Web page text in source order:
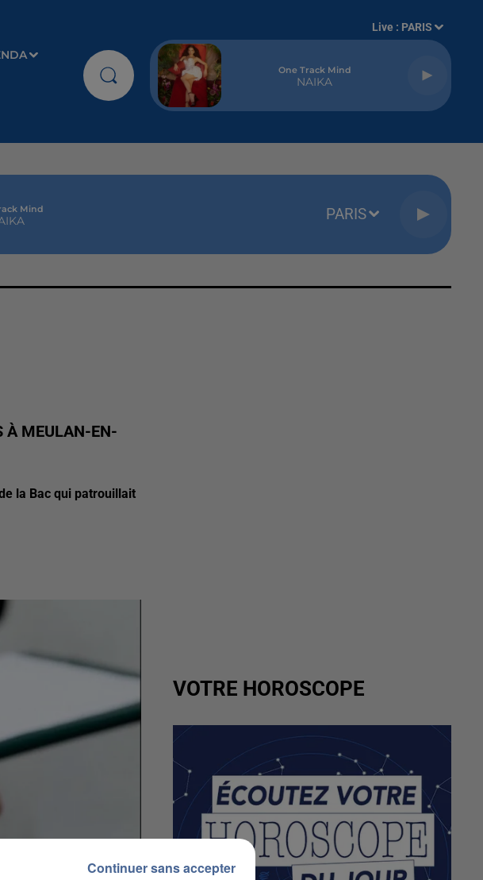
Live : PARIS
One Track Mind
NAIKA
Mind PARIS
À MEULAN-EN-
la Bac qui patrouillait
VOTRE HOROSCOPE
Continuer sans accepter